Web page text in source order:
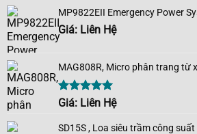
MP9822EII Emergency Power
Giá: Liên Hệ
MAG808R, Micro phân trang từ
Được xếp
5 sao
Giá: Liên Hệ
SD15S , Loa siêu trầm công